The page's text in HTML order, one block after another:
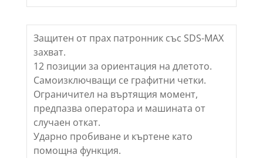
Защитен от прах патронник със SDS-MAX
захват.
12 позиции за ориентация на длетото.
Самоизключващи се графитни четки.
Ограничител на въртящия момент,
предпазва оператора и машината от
случаен откат.
Ударно пробиване и къртене като
помощна функция.